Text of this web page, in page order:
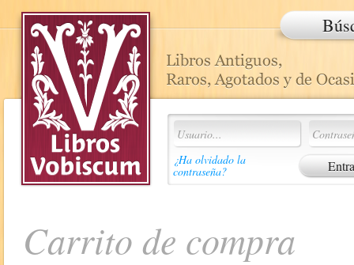
¿Ha olvidado la
contraseña?
Carrito de compra